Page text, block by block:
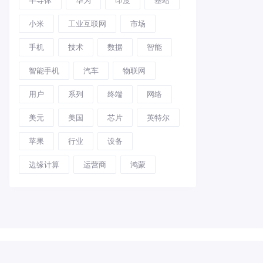
小米 工业互联网 市场
手机 技术 数据 智能
智能手机 汽车 物联网
用户 系列 终端 网络
美元 美国 芯片 英特尔
苹果 行业 设备
边缘计算 运营商 鸿蒙